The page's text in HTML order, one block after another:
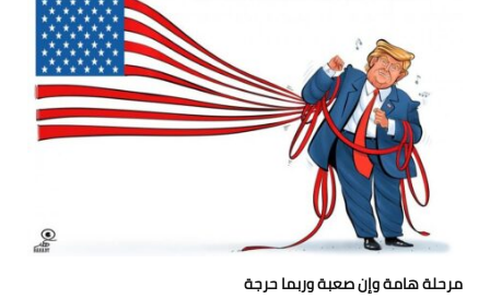
مرحلة هامة وإن صعبة وربما حرجة